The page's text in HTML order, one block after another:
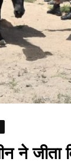
ने जीता